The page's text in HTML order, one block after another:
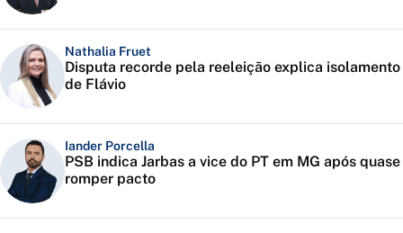
Nathalia Fruet
Disputa recorde pela reeleição explica isolamento
de Flávio
Iander Porcella
PSB indica Jarbas a vice do PT em MG após quase
romper pacto